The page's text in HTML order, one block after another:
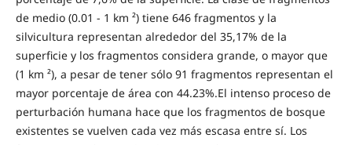
de medio (0.01 - 1 km ²) tiene 646 fragmentos y la
silvicultura representan alrededor del 35,17% de la
superficie y los fragmentos considera grande, o mayor que
(1 km ²), a pesar de tener sólo 91 fragmentos representan el
mayor porcentaje de área con 44.23%.El intenso proceso de
perturbación humana hace que los fragmentos de bosque
existentes se vuelven cada vez más escasa entre sí. Los